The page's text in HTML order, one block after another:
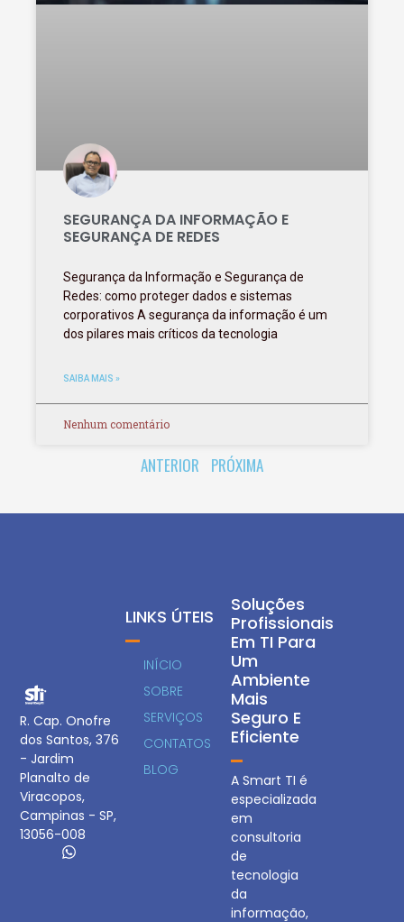
SEGURANÇA DA INFORMAÇÃO E
SEGURANÇA DE REDES
Segurança da Informação e Segurança de
Redes: como proteger dados e sistemas
corporativos A segurança da informação é um
dos pilares mais críticos da tecnologia
SAIBA MAIS »
Nenhum comentário
ANTERIOR PRÓXIMA
R. Cap. Onofre
dos Santos, 376
- Jardim
Planalto de
Viracopos,
Campinas - SP,
13056-008
Soluções
Profissionais
Em TI Para
Um
Ambiente
Mais
Seguro E
Eficiente
A Smart TI é
especializada
em
consultoria
de
tecnologia
da
informação,
LINKS ÚTEIS
INÍCIO
SOBRE
SERVIÇOS
CONTATOS
BLOG